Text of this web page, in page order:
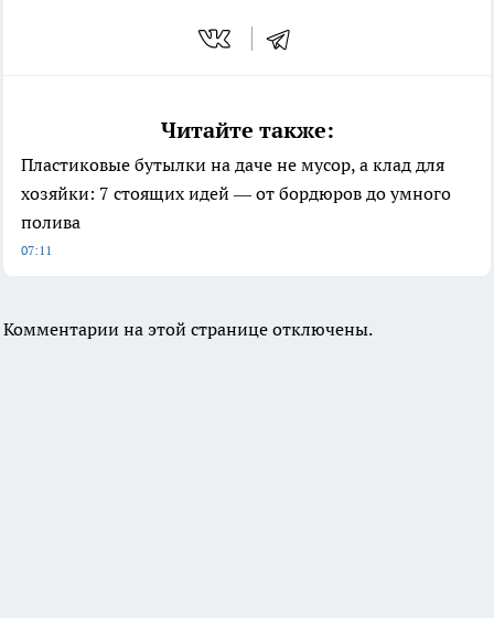
Читайте также:
Пластиковые бутылки на даче не мусор, а клад для
хозяйки: 7 стоящих идей — от бордюров до умного
полива
07:11
Комментарии на этой странице отключены.